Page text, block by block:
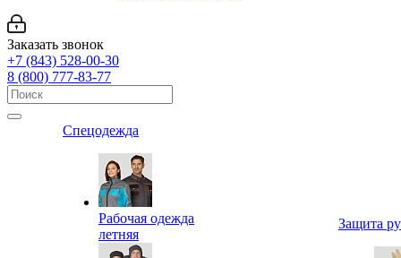
Заказать звонок
+7 (843) 528-00-30
8 (800) 777-83-77
Спецодежда
Рабочая одежда
летняя
Защита